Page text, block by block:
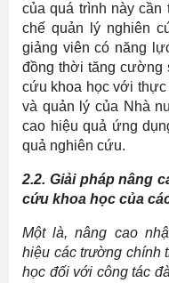
của quá trình này cần
chế quản lý nghiên
giảng viên có năng
đồng thời tăng cường
cứu khoa học với
và quản lý của Nhà
cao hiệu quả ứng
quả nghiên cứu.
2.2. Giải pháp nâng
cứu khoa học của
Một là, nâng cao
hiệu cáctrường chính
học đối với công tác